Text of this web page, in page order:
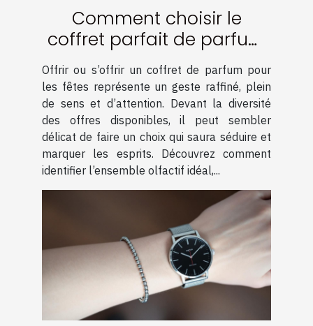
Comment choisir le
coffret parfait de parfum
pour les fêtes ?
Offrir ou s’offrir un coffret de parfum pour
les fêtes représente un geste raffiné, plein
de sens et d’attention. Devant la diversité
des offres disponibles, il peut sembler
délicat de faire un choix qui saura séduire et
marquer les esprits. Découvrez comment
identifier l’ensemble olfactif idéal,...